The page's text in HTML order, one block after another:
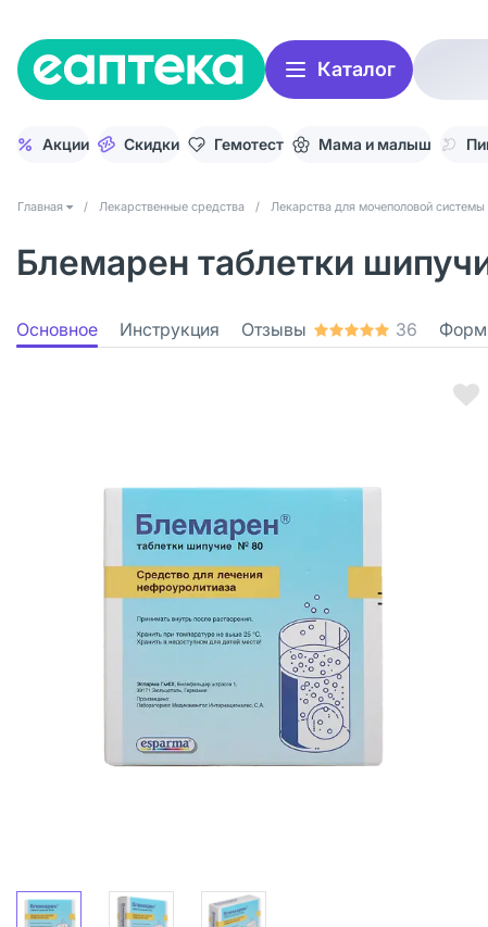
Каталог
Акции Скидки Гемотест Мама и малыш
Главная / Лекарственные средства / Лекарства для мочеполовой системы
Блемарен таблетки
Основное Инструкция Отзывы 36